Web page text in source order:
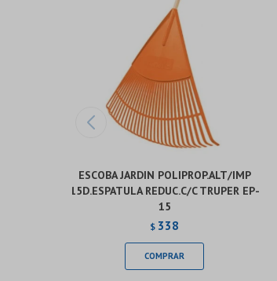
ESCOBA JARDIN POLIPROP.ALT/IMP
15D.ESPATULA REDUC.C/C TRUPER EP-
15
$ 338